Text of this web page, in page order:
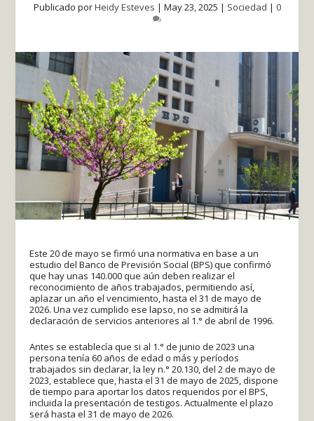
Publicado porHeidy Esteves | May 23, 2025 | Sociedad | 0
Este 20 de mayo se firmó una normativa en base a un
estudio del Banco de Previsión Social (BPS) que confirmó
que hay unas 140.000 que aún deben realizar el
reconocimiento de años trabajados, permitiendo así,
aplazar un año el vencimiento, hasta el 31 de mayo de
2026. Una vez cumplido ese lapso, no se admitirá la
declaración de servicios anteriores al 1.° de abril de 1996.
Antes se establecía que si al 1.° de junio de 2023 una
persona tenía 60 años de edad o más y períodos
trabajados sin declarar, la ley n.° 20.130, del 2 de mayo de
2023, establece que, hasta el 31 de mayo de 2025, dispone
de tiempo para aportar los datos requeridos por el BPS,
incluida la presentación de testigos. Actualmente el plazo
será hasta el 31 de mayo de 2026.